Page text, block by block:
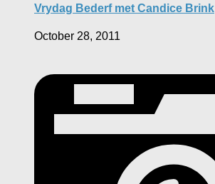
Vrydag Bederf met Candice Brink
October 28, 2011